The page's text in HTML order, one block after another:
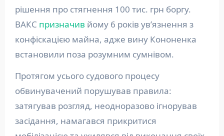
рішення про стягнення 100 тис. грн боргу.
ВАКС призначив йому 6 років ув’язнення з
конфіскацією майна, адже вину Кононенка
встановили поза розумним сумнівом.
Протягом усього судового процесу
обвинувачений порушував правила:
затягував розгляд, неодноразово ігнорував
засідання, намагався прикритися